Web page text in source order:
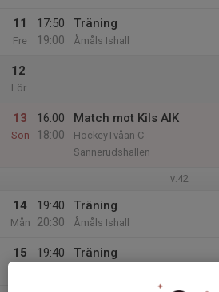
11
Fre
17:50
19:00
Träning
Åmåls Ishall
12
Lör
13
Sön
16:00
18:00
Match mot Kils AIK
HockeyTvåan C
Sannerudshallen
v.42
14
Mån
19:40
20:30
Träning
Åmåls Ishall
15
19:40
Träning